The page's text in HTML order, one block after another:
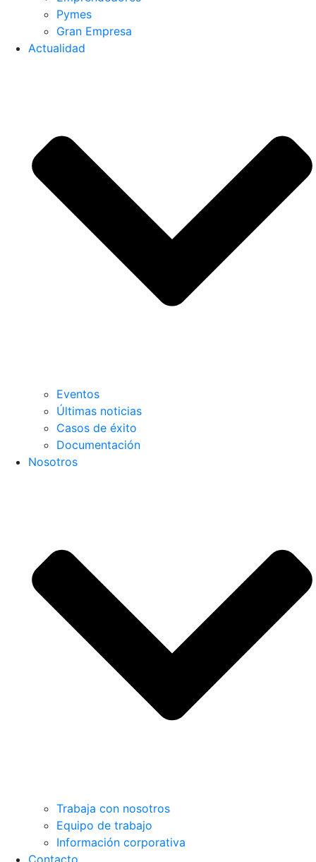
Pymes
Gran Empresa
Actualidad
Eventos
Últimas noticias
Casos de éxito
Documentación
Nosotros
Trabaja con nosotros
Equipo de trabajo
Información corporativa
Contacto